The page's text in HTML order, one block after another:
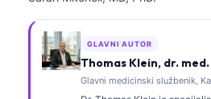
GLAVNI AUTOR
Thomas Klein, dr. med.
Glavni medicinski službenik,